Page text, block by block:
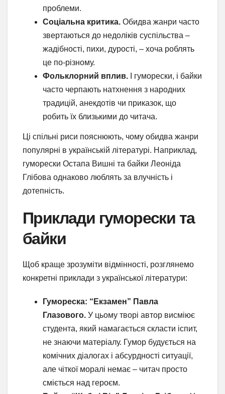
проблеми.
Соціальна критика. Обидва жанри часто
звертаються до недоліків суспільства –
жадібності, пихи, дурості, – хоча роблять
це по-різному.
Фольклорний вплив. І гуморески, і байки
часто черпають натхнення з народних
традицій, анекдотів чи приказок, що
робить їх близькими до читача.
Ці спільні риси пояснюють, чому обидва жанри
популярні в українській літературі. Наприклад,
гуморески Остапа Вишні та байки Леоніда
Глібова однаково люблять за влучність і
дотепність.
Приклади гуморески та
байки
Щоб краще зрозуміти відмінності, розглянемо
конкретні приклади з української літератури:
Гумореска: “Екзамен” Павла
Глазового. У цьому творі автор висміює
студента, який намагається скласти іспит,
не знаючи матеріалу. Гумор будується на
комічних діалогах і абсурдності ситуації,
але чіткої моралі немає – читач просто
сміється над героєм.